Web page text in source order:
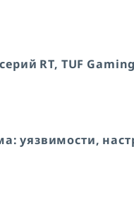
RT, TUF
уязвимости,